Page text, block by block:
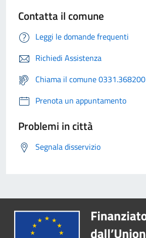
Contatta il comune
Leggi le domande frequenti
Richiedi Assistenza
Chiama il comune 0331.368200
Prenota un appuntamento
Problemi in città
Segnala disservizio